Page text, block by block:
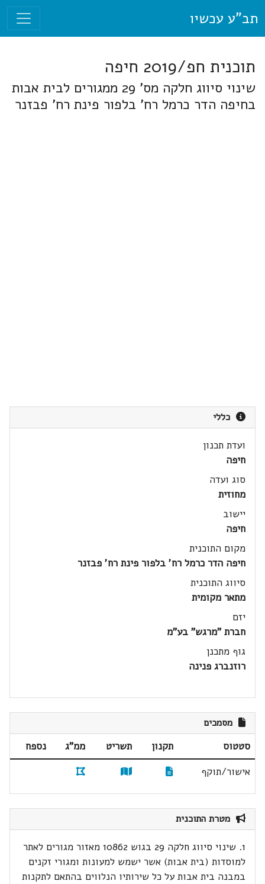
תב"ע עכשיו
תוכנית חפ/2019 חיפה
שינוי סיווג חלקה מס' 29 ממגורים לבית אבות
בחיפה הדר כרמל רח' בלפור פינת רח' פבזנר
כללי
ועדת תכנון
חיפה
סוג ועדה
מחוזית
יישוב
חיפה
מקום התוכנית
חיפה הדר כרמל רח' בלפור פינת רח' פבזנר
סיווג התוכנית
מתאר מקומית
יזם
חברת "מרגש" בע"מ
גוף מתכנן
רוזנברג פנינה
מסמכים
סטטוס תקנון תשריט ממ"ג
נספח
אישור/תוקף
מטרת התוכנית
1. שינוי סיווג חלקה 29 בגוש 10862 מאזור מגורים לאתר
למוסדות (בית אבות) אשר ישמש למעונות ומגורי זקנים
במבנה בית אבות על כל שירותיו הנלווים בהתאם לתקנות